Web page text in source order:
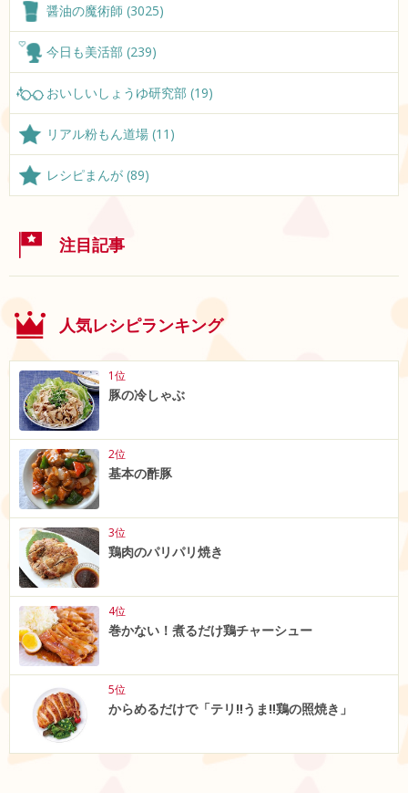
醤油の魔術師 (3025)
今日も美活部 (239)
おいしいしょうゆ研究部 (19)
リアル粉もん道場 (11)
レシピまんが (89)
注目記事
人気レシピランキング
1位
豚の冷しゃぶ
2位
基本の酢豚
3位
鶏肉のパリパリ焼き
4位
巻かない！煮るだけ鶏チャーシュー
5位
からめるだけで「テリ‼うま‼鶏の照焼き」